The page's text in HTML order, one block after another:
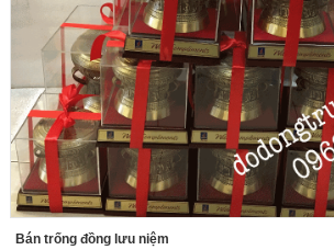
Bán trống đồng lưu niệm